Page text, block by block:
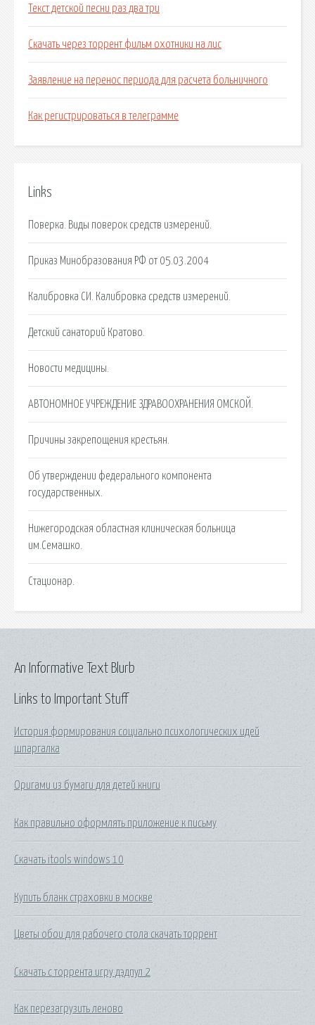
Текст детской песни раз два три
Скачать через торрент фильм охотники на лис
Заявление на перенос периода для расчета больничного
Как регистрироваться в телеграмме
Links
Поверка. Виды поверок средств измерений.
Приказ Минобразования РФ от 05.03.2004
Калибровка СИ. Калибровка средств измерений.
Детский санаторий Кратово.
Новости медицины.
АВТОНОМНОЕ УЧРЕЖДЕНИЕ ЗДРАВООХРАНЕНИЯ ОМСКОЙ.
Причины закрепощения крестьян.
Об утверждении федерального компонента
государственных.
Нижегородская областная клиническая больница
им.Семашко.
Стационар.
Links to Important Stuff
История формирования социально психологических идей
шпаргалка
Оригами из бумаги для детей книги
Как правильно оформлять приложение к письму
Скачать itools windows 10
Купить бланк страховки в москве
Цветы обои для рабочего стола скачать торрент
Скачать с торрента игру дэдпул 2
Как перезагрузить леново
An Informative Text Blurb